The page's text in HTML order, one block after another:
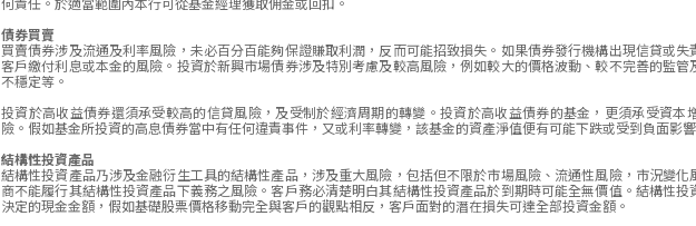
債券買賣
買賣債券涉及流通及利率風險，未必百分百能夠保證賺取利潤，反而可能招致損失。如果債券發行機構出現信貸或
客戶繳付利息或本金的風險。投資於新興市場債券涉及特別考慮及較高風險，例如較大的價格波動、較不完善的監
不穩定等。
投資於高收益債券還須承受較高的信貸風險，及受制於經濟周期的轉變。投資於高收益債券的基金，更須承受資本
險。假如基金所投資的高息債券當中有任何違責事件，又或利率轉變，該基金的資產淨值便有可能下跌或受到負面影
結構性投資產品
結構性投資產品乃涉及金融衍生工具的結構性產品，涉及重大風險，包括但不限於市場風險、流通性風險，市況變
商不能履行其結構性投資產品下義務之風險。客戶務必清楚明白其結構性投資產品於到期時可能全無價值。結構性
決定的現金金額，假如基礎股票價格移動完全與客戶的觀點相反，客戶面對的潛在損失可達全部投資金額。